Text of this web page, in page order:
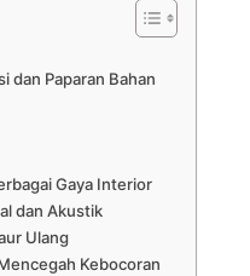
dan Paparan Bahan
Gaya Interior
dan Akustik
Ulang
Kebocoran